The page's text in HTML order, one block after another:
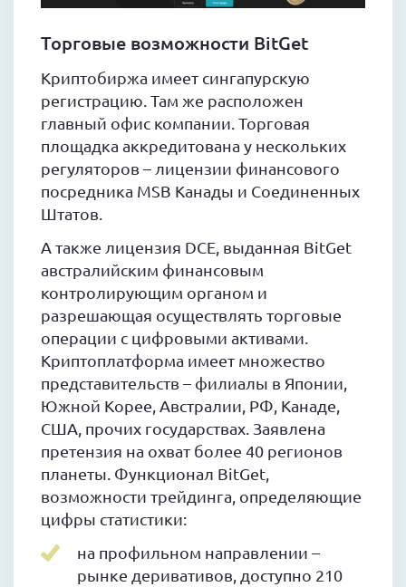
Торговые возможности BitGet
Криптобиржа имеет сингапурскую
регистрацию. Там же расположен
главный офис компании. Торговая
площадка аккредитована у нескольких
регуляторов – лицензии финансового
посредника MSB Канады и Соединенных
Штатов.
А также лицензия DCE, выданная BitGet
австралийским финансовым
контролирующим органом и
разрешающая осуществлять торговые
операции с цифровыми активами.
Криптоплатформа имеет множество
представительств – филиалы в Японии,
Южной Корее, Австралии, РФ, Канаде,
США, прочих государствах. Заявлена
претензия на охват более 40 регионов
планеты. Функционал BitGet,
возможности трейдинга, определяющие
цифры статистики:
на профильном направлении –
рынке деривативов, доступно 210